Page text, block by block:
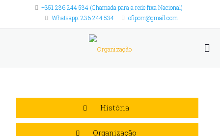
+351 236 244 534 (Chamada para a rede fixa Nacional)
Whatsapp: 236 244 534
ofipom@gmail.com
História
Organização